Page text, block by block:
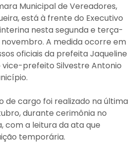
Municipal de Vereadores,
está à frente do Executivo
nesta segunda e terça-
novembro. A medida ocorre em
oficiais da prefeita Jaqueline
vice-prefeito Silvestre Antonio
de cargo foi realizado na última
durante cerimônia no
com a leitura da ata que
temporária.